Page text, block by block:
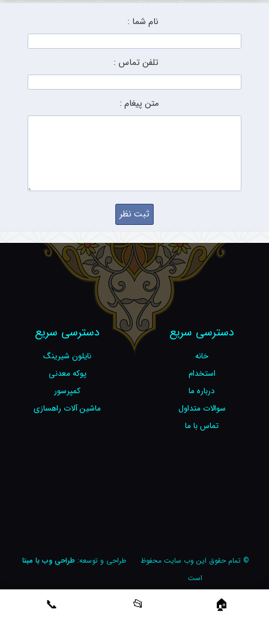
نام شما :
تلفن تماس :
متن پیغام :
دسترسی سریع
خانه
استخدام
درباره ما
سوالات متداول
تماس با ما
دسترسی سریع
نایلون شیرینگ
پوکه معدنی
کمپرسور
ماشین آلات راهسازی
© تمام حقوق این وب سایت محفوظ
است
طراحی و توسعه:طراحی وب با مبنا